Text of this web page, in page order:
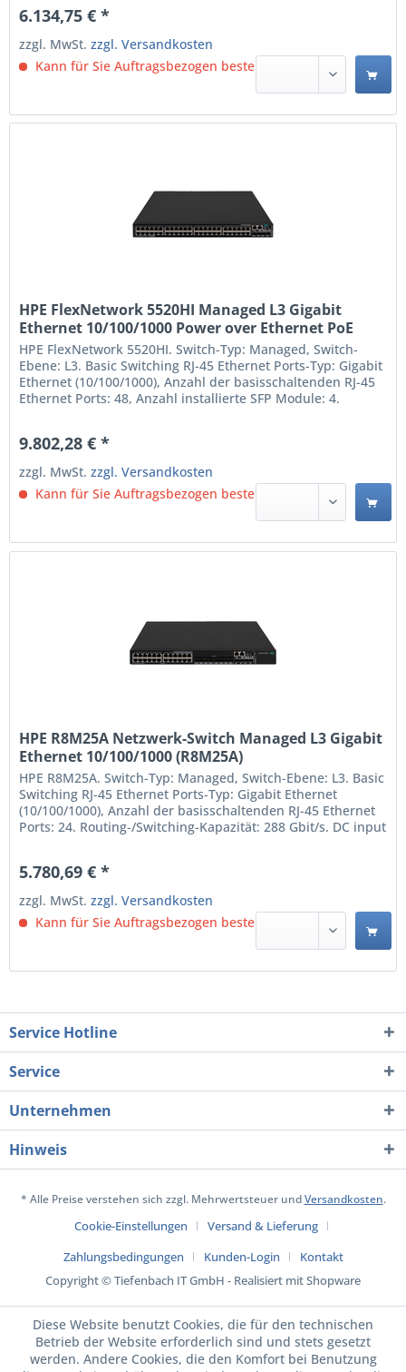
over Ethernet (PoE). Rack-Einbau, Formfaktor: 1U...
6.134,75 € *
zzgl. MwSt.zzgl. Versandkosten
Kann für Sie Auftragsbezogen bestellt werden.
HPE FlexNetwork 5520HI Managed L3 Gigabit
Ethernet 10/100/1000 Power over Ethernet PoE
Schwarz (R8M29A)
HPE FlexNetwork 5520HI. Switch-Typ: Managed, Switch-
Ebene: L3. Basic Switching RJ-45 Ethernet Ports-Typ: Gigabit
Ethernet (10/100/1000), Anzahl der basisschaltenden RJ-45
Ethernet Ports: 48, Anzahl installierte SFP Module: 4.
Einbau Managed L3 Anzahl der basisschaltenden...
9.802,28 € *
zzgl. MwSt.zzgl. Versandkosten
Kann für Sie Auftragsbezogen bestellt werden.
HPE R8M25A Netzwerk-Switch Managed L3 Gigabit
Ethernet 10/100/1000 (R8M25A)
HPE R8M25A. Switch-Typ: Managed, Switch-Ebene: L3. Basic
Switching RJ-45 Ethernet Ports-Typ: Gigabit Ethernet
(10/100/1000), Anzahl der basisschaltenden RJ-45 Ethernet
Ports: 24. Routing-/Switching-Kapazität: 288 Gbit/s. DC input
Ethernet Ports: 24 10G-Unterstützung...
5.780,69 € *
zzgl. MwSt.zzgl. Versandkosten
Kann für Sie Auftragsbezogen bestellt werden.
Service Hotline
Service
Unternehmen
Hinweis
* Alle Preise verstehen sich zzgl. Mehrwertsteuer undVersandkosten.
Cookie-Einstellungen
Versand & Lieferung
Zahlungsbedingungen
Kunden-Login
Kontakt
Copyright © Tiefenbach IT GmbH - Realisiert mit Shopware
Diese Website benutzt Cookies, die für den technischen
Betrieb der Website erforderlich sind und stets gesetzt
werden. Andere Cookies, die den Komfort bei Benutzung